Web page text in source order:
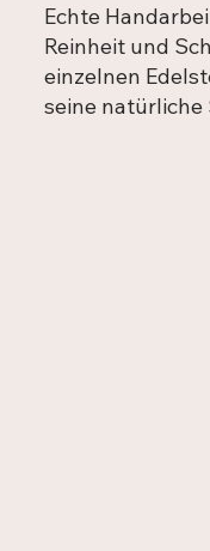
Echte
Reinheit und
einzelnen
seine natürliche